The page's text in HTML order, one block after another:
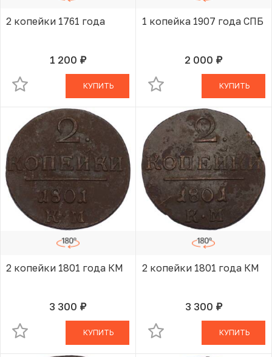
2 копейки 1761 года
1 200 руб.
В КОРЗИНЕ
КУПИТЬ
1 копейка 1907 года СПБ
2 000 руб.
В КОРЗИНЕ
КУПИТЬ
2 копейки 1801 года КМ
3 300 руб.
В КОРЗИНЕ
КУПИТЬ
2 копейки 1801 года КМ
3 300 руб.
В КОРЗИНЕ
КУПИТЬ